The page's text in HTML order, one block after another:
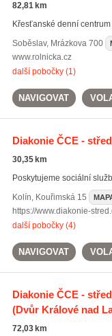
82,81 km
Křesťanské denní
Soběslav, Mrázkova 700
www.rolnicka.cz
další pobočky (1)
NAVIGOVAT
Diakonie ČCE -
30,35 km
Poskytujeme sociální
Kolín, Kouřimská 15
https://www.diakonie-
další pobočky (4)
NAVIGOVAT
Diakonie ČCE -
(Dvůr Králové nad
72,03 km